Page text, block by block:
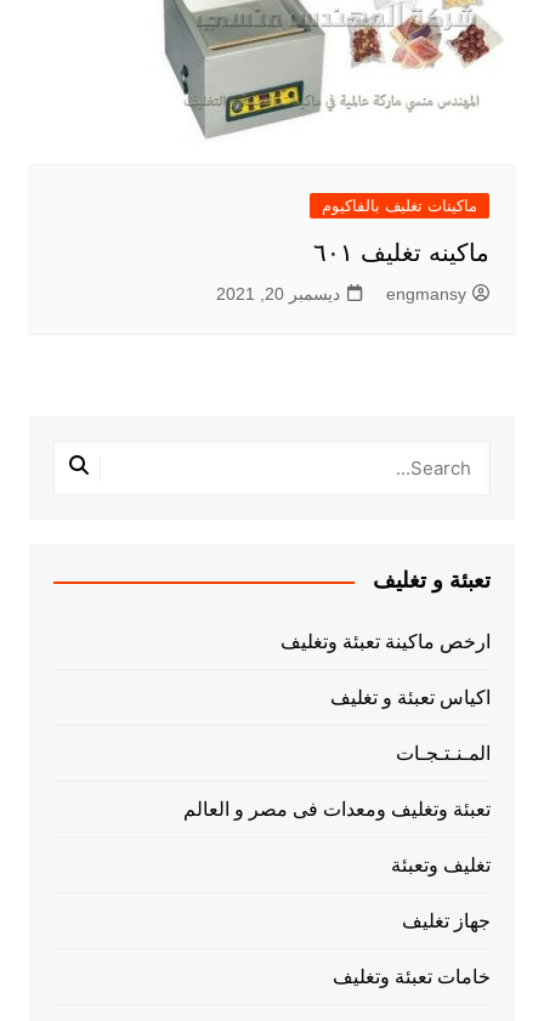
ماكينات تغليف بالفاكيوم
ماكينه تغليف ٦٠١
engmansy ديسمبر 20, 2021
تعبئة و تغليف
ارخص ماكينة تعبئة وتغليف
اكياس تعبئة و تغليف
المـنـتـجـات
تعبئة وتغليف ومعدات فى مصر و العالم
تغليف وتعبئة
جهاز تغليف
خامات تعبئة وتغليف